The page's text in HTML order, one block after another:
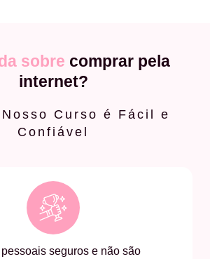
sobre comprar pela
internet?
Curso é Fácil e
Confiável
seguros e não são